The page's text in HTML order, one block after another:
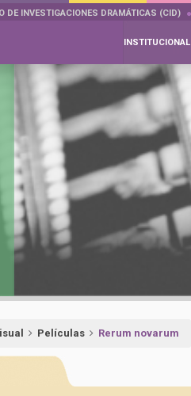
DE INVESTIGACIONES DRAMÁTICAS (CID)
INSTITUCIONAL
Películas Rerum novarum